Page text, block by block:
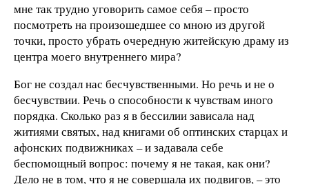
мне так трудно уговорить самое себя – просто
посмотреть на произошедшее со мною из другой
точки, просто убрать очередную житейскую драму из
центра моего внутреннего мира?
Бог не создал нас бесчувственными. Но речь и не о
бесчувствии. Речь о способности к чувствам иного
порядка. Сколько раз я в бессилии зависала над
житиями святых, над книгами об оптинских старцах и
афонских подвижниках – и задавала себе
беспомощный вопрос: почему я не такая, как они?
Дело не в том, что я не совершала их подвигов, – это